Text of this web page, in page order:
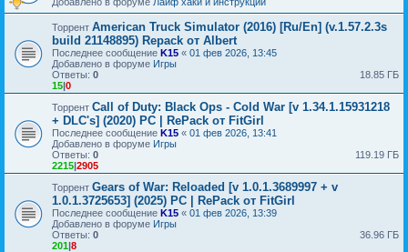
Торрент American Truck Simulator (2016) [Ru/En] (v.1.57.2.3s
build 21148895) Repack от Albert
Последнее сообщение K15 « 01 фев 2026, 13:45
Добавлено в форуме Игры
Ответы: 0
15|0
18.85 ГБ
Торрент Call of Duty: Black Ops - Cold War [v 1.34.1.15931218
+ DLC's] (2020) PC | RePack от FitGirl
Последнее сообщение K15 « 01 фев 2026, 13:41
Добавлено в форуме Игры
Ответы: 0
2215|2905
119.19 ГБ
Торрент Gears of War: Reloaded [v 1.0.1.3689997 + v
1.0.1.3725653] (2025) PC | RePack от FitGirl
Последнее сообщение K15 « 01 фев 2026, 13:39
Добавлено в форуме Игры
Ответы: 0
201|8
36.96 ГБ